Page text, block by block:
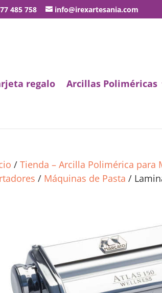
485 758 info@irexartesania.com
regalo Arcillas Poliméricas
/Tienda – Arcilla Polimérica para
/ Máquinas de Pasta /